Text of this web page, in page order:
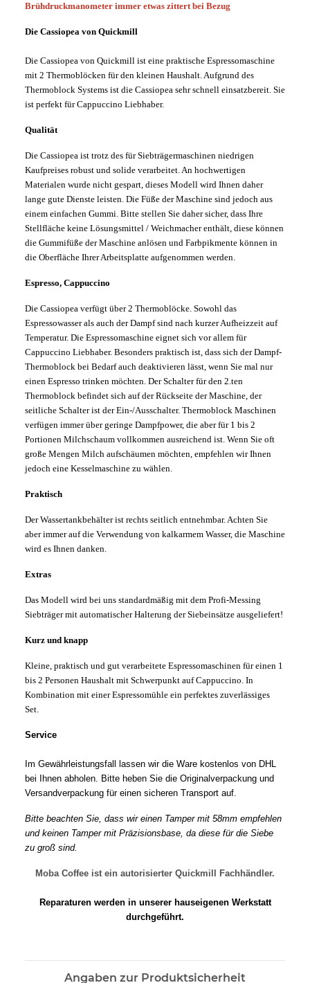
Brühdruckmanometer immer etwas zittert bei Bezug
Die Cassiopea von Quickmill
Die Cassiopea von Quickmill ist eine praktische Espressomaschine
mit 2 Thermoblöcken für den kleinen Haushalt. Aufgrund des
Thermoblock Systems ist die Cassiopea sehr schnell einsatzbereit. Sie
ist perfekt für Cappuccino Liebhaber.
Qualität
Die Cassiopea ist trotz des für Siebträgermaschinen niedrigen
Kaufpreises robust und solide verarbeitet. An hochwertigen
Materialen wurde nicht gespart, dieses Modell wird Ihnen daher
lange gute Dienste leisten. Die Füße der Maschine sind jedoch aus
einem einfachen Gummi. Bitte stellen Sie daher sicher, dass Ihre
Stellfläche keine Lösungsmittel / Weichmacher enthält, diese können
die Gummifüße der Maschine anlösen und Farbpikmente können in
die Oberfläche Ihrer Arbeitsplatte aufgenommen werden.
Espresso, Cappuccino
Die Cassiopea verfügt über 2 Thermoblöcke. Sowohl das
Espressowasser als auch der Dampf sind nach kurzer Aufheizzeit auf
Temperatur. Die Espressomaschine eignet sich vor allem für
Cappuccino Liebhaber. Besonders praktisch ist, dass sich der Dampf-
Thermoblock bei Bedarf auch deaktivieren lässt, wenn Sie mal nur
einen Espresso trinken möchten. Der Schalter für den 2.ten
Thermoblock befindet sich auf der Rückseite der Maschine, der
seitliche Schalter ist der Ein-/Ausschalter. Thermoblock Maschinen
verfügen immer über geringe Dampfpower, die aber für 1 bis 2
Portionen Milchschaum vollkommen ausreichend ist. Wenn Sie oft
große Mengen Milch aufschäumen möchten, empfehlen wir Ihnen
jedoch eine Kesselmaschine zu wählen.
Praktisch
Der Wassertankbehälter ist rechts seitlich entnehmbar. Achten Sie
aber immer auf die Verwendung von kalkarmem Wasser, die Maschine
wird es Ihnen danken.
Extras
Das Modell wird bei uns standardmäßig mit dem Profi-Messing
Siebträger mit automatischer Halterung der Siebeinsätze ausgeliefert!
Kurz und knapp
Kleine, praktisch und gut verarbeitete Espressomaschinen für einen 1
bis 2 Personen Haushalt mit Schwerpunkt auf Cappuccino. In
Kombination mit einer Espressomühle ein perfektes zuverlässiges
Set.
Service
Im Gewährleistungsfall lassen wir die Ware kostenlos von DHL
bei Ihnen abholen. Bitte heben Sie die Originalverpackung und
Versandverpackung für einen sicheren Transport auf.
Bitte beachten Sie, dass wir einen Tamper mit 58mm empfehlen
und keinen Tamper mit Präzisionsbase, da diese für die Siebe
zu groß sind.
Moba Coffee ist ein autorisierter Quickmill Fachhändler.
Reparaturen werden in unserer hauseigenen Werkstatt
durchgeführt.
Angaben zur Produktsicherheit